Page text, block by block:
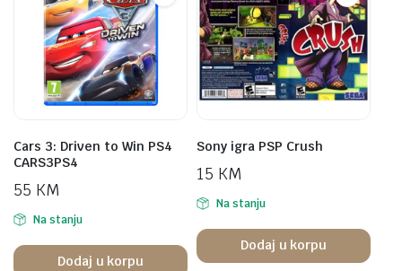
Cars 3: Driven to Win PS4
CARS3PS4
55 KM
Na stanju
Dodaj u korpu
Sony igra PSP Crush
15 KM
Na stanju
Dodaj u korpu